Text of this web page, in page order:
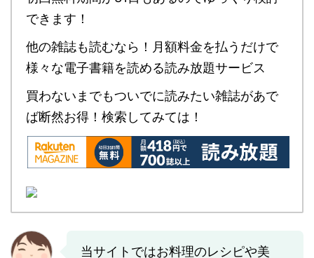
できます！
他の雑誌も読むなら！月額料金を払うだけで
様々な電子書籍を読める読み放題サービス
買わないまでもついでに読みたい雑誌があで
ば断然お得！検索してみては！
当サイトではお料理のレシピや美